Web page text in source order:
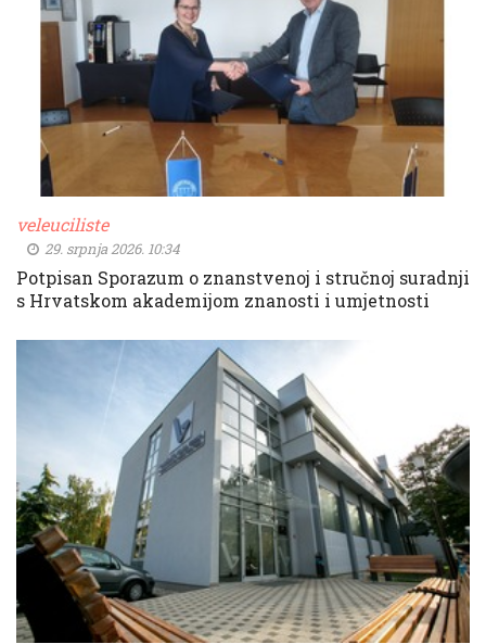
veleuciliste
29. srpnja 2026. 10:34
Potpisan Sporazum o znanstvenoj i stručnoj suradnji
s Hrvatskom akademijom znanosti i umjetnosti